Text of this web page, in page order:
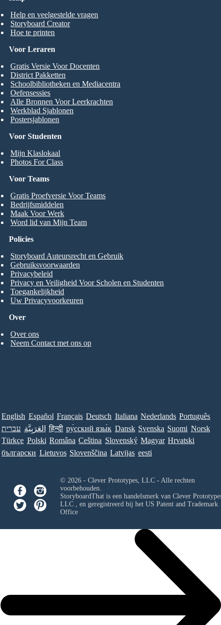
Help en veelgestelde vragen
Storyboard Creator
Hoe te printen
Voor Studenten
Mijn Klaslokaal
Photos For Class
Voor Leraren
Gratis Versie Voor Docenten
District Pakketten
Schoolbibliotheken en Mediacentra
Oefensessies
Alle Bronnen Voor Leerkrachten
Werkblad Sjablonen
Postersjablonen
Voor Teams
Gratis Proefversie Voor Teams
Bedrijfsmiddelen
Maak Voor Werk
Word lid van Mijn Team
Over
Over ons
Neem Contact met ons op
Policies
Storyboard Auteursrecht en Gebruik
Gebruiksvoorwaarden
Privacybeleid
Privacy en Veiligheid Voor Scholen en Studenten
Toegankelijkheid
Uw Privacyvoorkeuren
English Español Français Deutsch Italiana Nederlands Português
עברית العَرَبِيَّة हिन्दी ру́сский язы́к Dansk Svenska Suomi Norsk
Türkçe Polski Româna Ceština Slovenský Magyar Hrvatski
български Lietuvos Slovenščina Latvijas eesti
© 2026 - Clever Prototypes, LLC - Alle rechten
voorbehouden.
StoryboardThat is een handelsmerk van Clever
LLC, en geregistreerd bij het US Patent and Trademark
Office